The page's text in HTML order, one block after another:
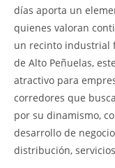
días aporta un
quienes valoran
un recinto industrial
de Alto Peñuelas,
atractivo para
corredores que
por su dinamismo,
desarrollo de
distribución,